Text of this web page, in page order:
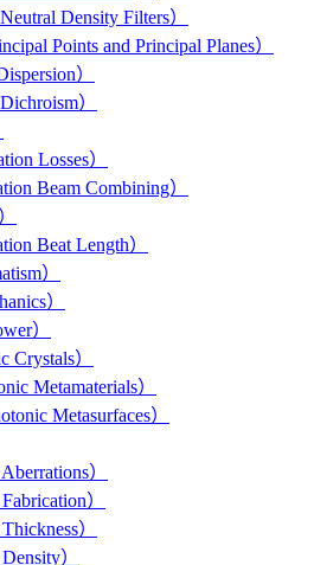
Density Filters）
Points and Principal Planes）
）
）
Losses）
Beam Combining）
Beat Length）
）
）
）
Crystals）
Metamaterials）
Metasurfaces）
）
）
）
）